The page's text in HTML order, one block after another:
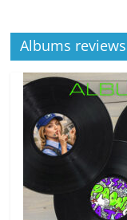
Albums reviews